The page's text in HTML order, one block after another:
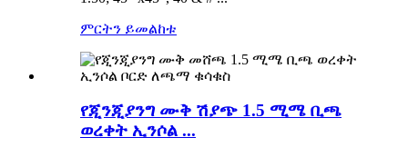
ምርትን ይመልከቱ
የጂንጂያንግ ሙቅ ሽያጭ 1.5 ሚሜ ቢጫ
ወረቀት ኢንሶል ...